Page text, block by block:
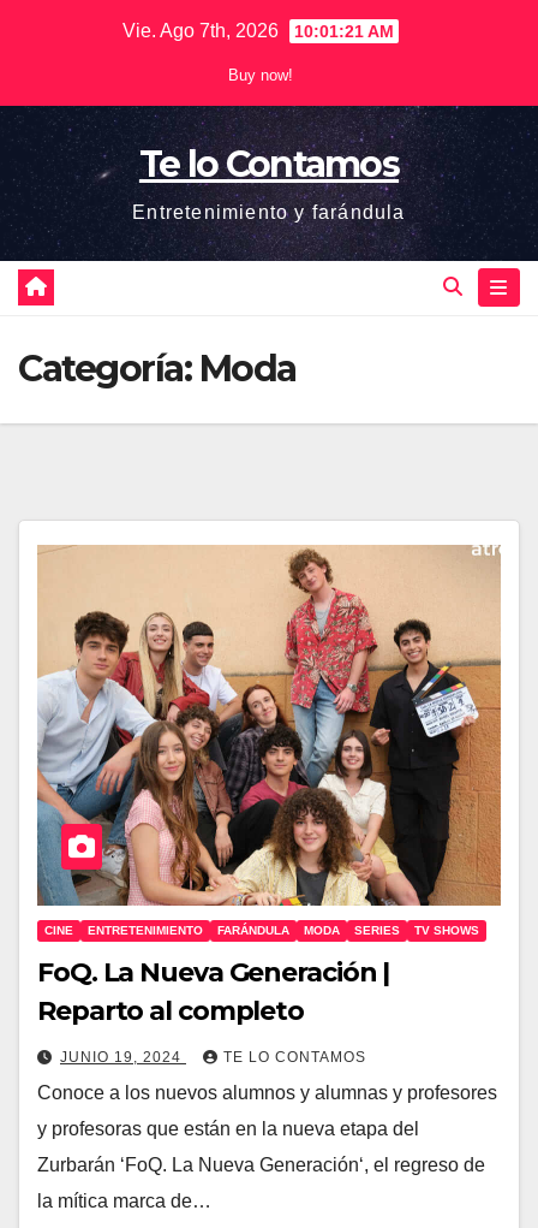
Vie. Ago 7th, 2026 10:01:22 AM
Buy now!
Te lo Contamos
Entretenimiento y farándula
Categoría: Moda
CINE ENTRETENIMIENTO FARÁNDULA MODA SERIES TV SHOWS
FoQ. La Nueva Generación |
Reparto al completo
JUNIO 19, 2024 TE LO CONTAMOS
Conoce a los nuevos alumnos y alumnas y profesores
y profesoras que están en la nueva etapa del
Zurbarán ‘FoQ. La Nueva Generación‘, el regreso de
la mítica marca de…